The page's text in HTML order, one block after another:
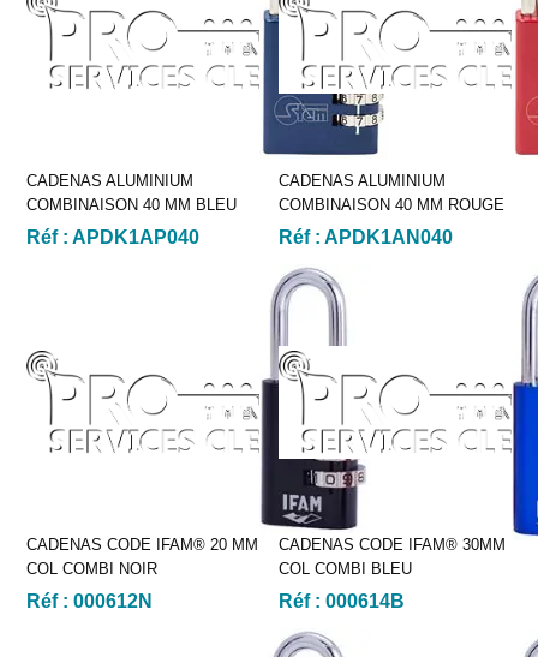
CADENAS ALUMINIUM
COMBINAISON 40 MM BLEU
Réf :APDK1AP040
CADENAS ALUMINIUM
COMBINAISON 40 MM ROUGE
Réf : APDK1AN040
CADENAS CODE IFAM® 20 MM
COL COMBI NOIR
Réf :000612N
CADENAS CODE IFAM® 30MM
COL COMBI BLEU
Réf : 000614B